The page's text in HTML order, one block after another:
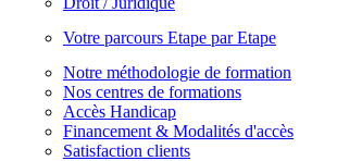
Votre parcours Etape par Etape
Notre méthodologie de formation
Nos centres de formations
Accès Handicap
Financement & Modalités d'accès
Satisfaction clients